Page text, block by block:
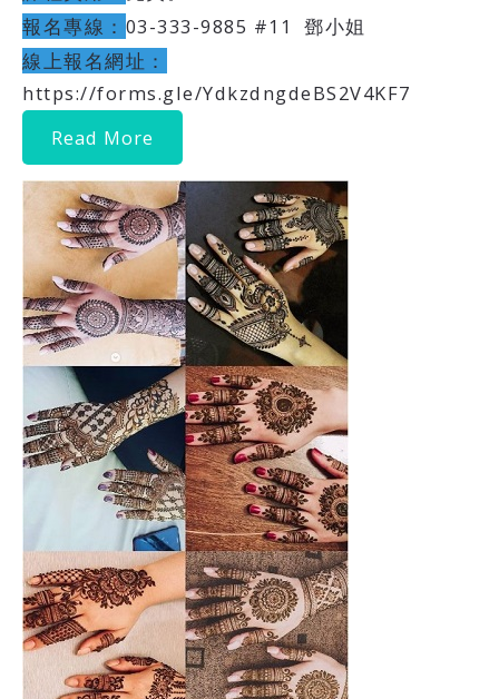
報名專線： 03-333-9885 #11 鄧小姐
線上報名網址：
https://forms.gle/YdkzdngdeBS2V4KF7
Read More